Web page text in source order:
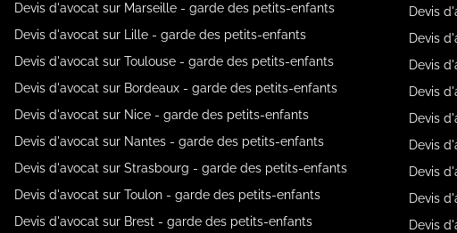
Devis d'avocat sur Marseille - garde des petits-enfants
Devis d'avocat sur Lille - garde des petits-enfants
Devis d'avocat sur Toulouse - garde des petits-enfants
Devis d'avocat sur Bordeaux - garde des petits-enfants
Devis d'avocat sur Nice - garde des petits-enfants
Devis d'avocat sur Nantes - garde des petits-enfants
Devis d'avocat sur Strasbourg - garde des petits-enfants
Devis d'avocat sur Toulon - garde des petits-enfants
Devis d'avocat sur Brest - garde des petits-enfants
Devis
Devis
Devis
Devis
Devis
Devis
Devis
Devis
Devis